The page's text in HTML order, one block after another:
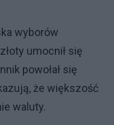
wyborów
umocnił się
powołał się
że większość
waluty.